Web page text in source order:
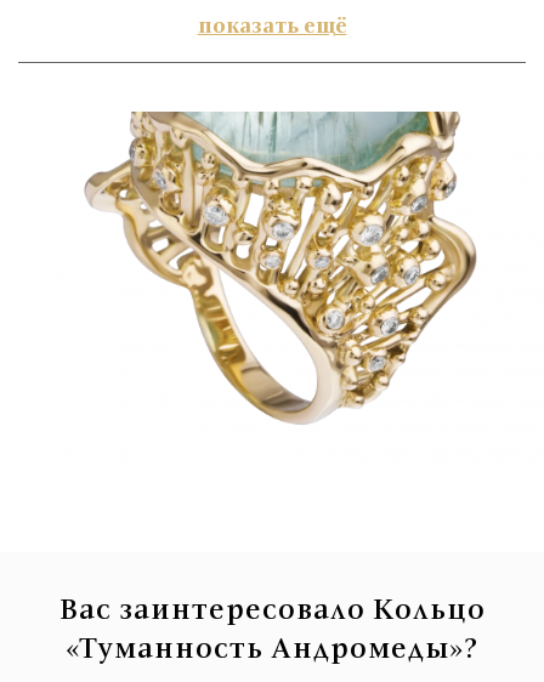
показать ещё
Вас заинтересовало Кольцо
«Туманность Андромеды»?